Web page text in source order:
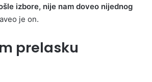
izbore, nije nam doveo nijednog
je on.
prelasku